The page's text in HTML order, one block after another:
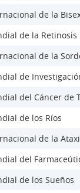
de la
de la Retinosis
de la
de
del Cáncer de
de los Ríos
de la
del
de los Sueños